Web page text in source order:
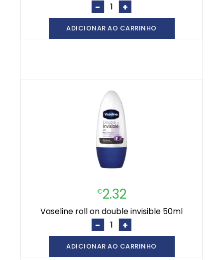
- +
ADICIONAR AO CARRINHO
€2.32
vaseline roll on double invisible 50ml
- +
ADICIONAR AO CARRINHO